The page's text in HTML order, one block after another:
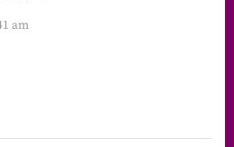
am